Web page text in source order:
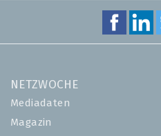
NETZWOCHE
Mediadaten
Magazin